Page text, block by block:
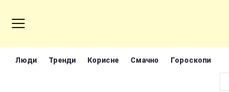
Люди Тренди Корисне Смачно Гороскопи